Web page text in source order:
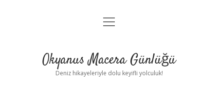
Anasayfa
Yasal Uyarı
menüyü
Okyanus Macera Günlüğü
Deniz hikayeleriyle dolu keyifli yolculuk!